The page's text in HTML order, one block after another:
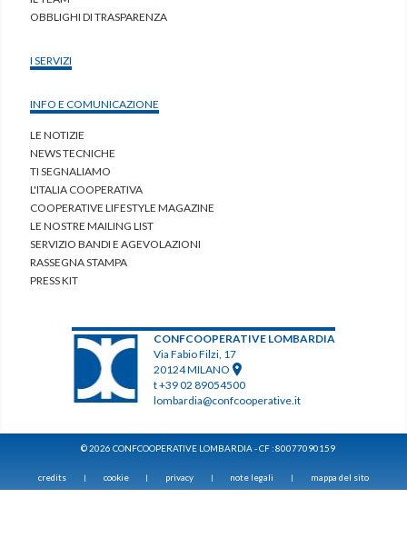
OBBLIGHI DI TRASPARENZA
I SERVIZI
INFO E COMUNICAZIONE
LE NOTIZIE
NEWS TECNICHE
TI SEGNALIAMO
L'ITALIA COOPERATIVA
COOPERATIVE LIFESTYLE MAGAZINE
LE NOSTRE MAILING LIST
SERVIZIO BANDI E AGEVOLAZIONI
RASSEGNA STAMPA
PRESS KIT
CONFCOOPERATIVE LOMBARDIA
Via Fabio Filzi, 17
20124 MILANO
t +39 02 89054500
lombardia@confcooperative.it
© 2026 CONFCOOPERATIVE LOMBARDIA - CF : 80077090159
credits | cookie | privacy | note legali | mappa del sito